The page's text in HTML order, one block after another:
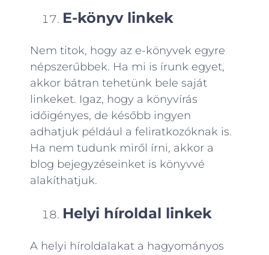
E-könyv linkek
Nem titok, hogy az e-könyvek egyre
népszerűbbek. Ha mi is írunk egyet,
akkor bátran tehetünk bele saját
linkeket. Igaz, hogy a könyvírás
időigényes, de később ingyen
adhatjuk például a feliratkozóknak is.
Ha nem tudunk miről írni, akkor a
blog bejegyzéseinket is könyvvé
alakíthatjuk.
Helyi híroldal linkek
A helyi híroldalakat a hagyományos